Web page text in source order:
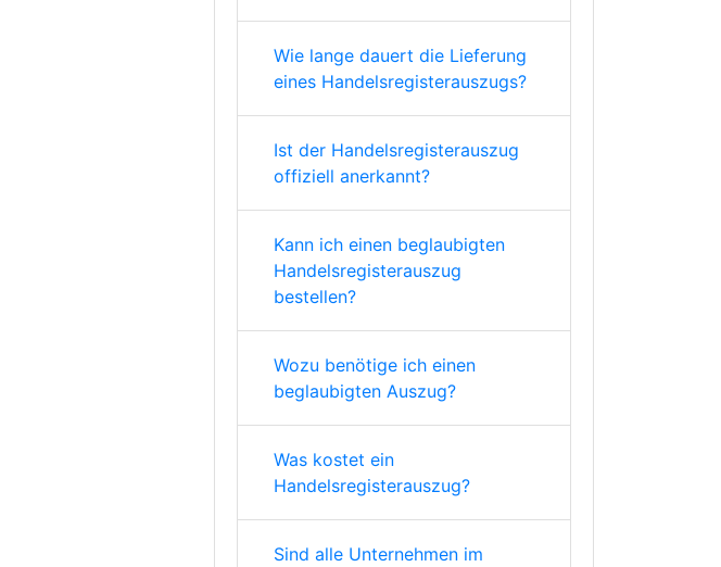
Wie lange dauert die Lieferung
eines Handelsregisterauszugs?
Ist der Handelsregisterauszug
offiziell anerkannt?
Kann ich einen beglaubigten
Handelsregisterauszug
bestellen?
Wozu benötige ich einen
beglaubigten Auszug?
Was kostet ein
Handelsregisterauszug?
Sind alle Unternehmen im